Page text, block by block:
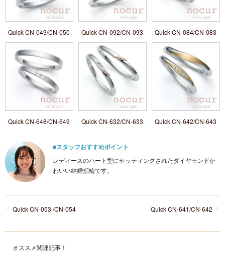
Quick CN-049/CN-050 Quick CN-092/CN-093 Quick CN-084/CN-083
Quick CN-648/CN-649 Quick CN-632/CN-633 Quick CN-642/CN-643
■スタッフおすすめポイント
レディースのハート型にセッティングされたダイヤモンドか
わいい結婚指輪です。
Quick CN-641/CN-642
Quick CN-053 /CN-054
オススメ関連記事！